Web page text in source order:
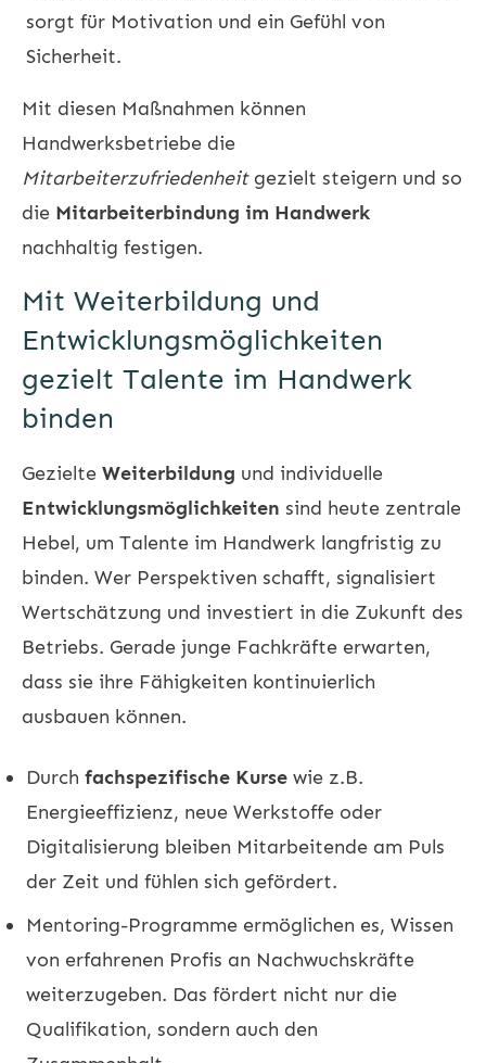
sorgt für Motivation und ein Gefühl von
Sicherheit.
Mit diesen Maßnahmen können
Handwerksbetriebe die
Mitarbeiterzufriedenheitgezielt steigern und so
die Mitarbeiterbindung im Handwerk
nachhaltig festigen.
Mit Weiterbildung und
Entwicklungsmöglichkeiten
gezielt Talente im Handwerk
binden
Gezielte Weiterbildung und individuelle
Entwicklungsmöglichkeiten sind heute zentrale
Hebel, um Talente im Handwerk langfristig zu
binden. Wer Perspektiven schafft, signalisiert
Wertschätzung und investiert in die Zukunft des
Betriebs. Gerade junge Fachkräfte erwarten,
dass sie ihre Fähigkeiten kontinuierlich
ausbauen können.
Durch fachspezifische Kurse wie z.B.
Energieeffizienz, neue Werkstoffe oder
Digitalisierung bleiben Mitarbeitende am Puls
der Zeit und fühlen sich gefördert.
Mentoring-Programme ermöglichen es, Wissen
von erfahrenen Profis an Nachwuchskräfte
weiterzugeben. Das fördert nicht nur die
Qualifikation, sondern auch den